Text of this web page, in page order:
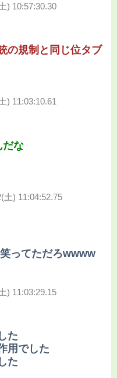
) 10:57:30.30
の規制と同じ位タブ
) 11:03:10.61
だな
土) 11:04:52.75
ってただろwwww
) 11:03:29.15
た
用でした
た